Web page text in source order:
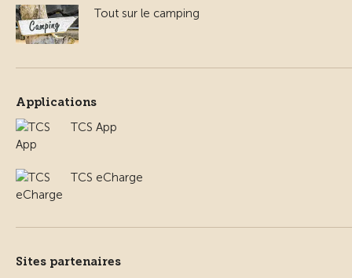
Tout sur le camping
Applications
TCS App
TCS eCharge
Sites partenaires